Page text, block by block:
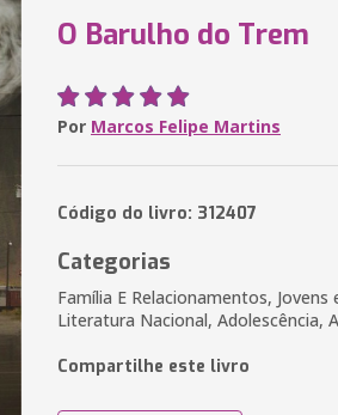
O Barulho do Trem
Por Marcos Felipe Martins
Código do livro: 312407
Categorias
Família E Relacionamentos, Jovens
Literatura Nacional, Adolescência,
Compartilhe este livro